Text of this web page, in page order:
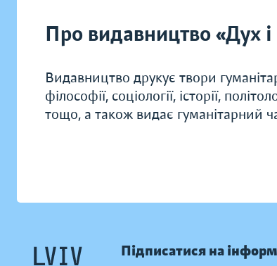
Про видавництво «Дух і
Видавництво друкує твори
філософії, соціології, історії,
тощо, а також видає гуманітарний
Підписатися на